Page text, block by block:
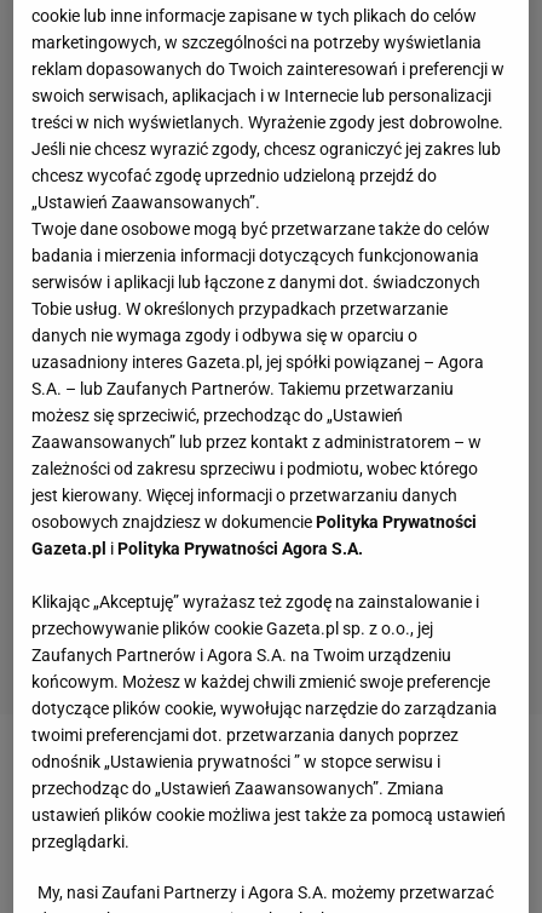
Zobacz wideoIga Świątek podpisała kontrakt z
gigantem. "Pierwsza Polka w historii"
cookie lub inne informacje zapisane w tych plikach do celów
marketingowych, w szczególności na potrzeby wyświetlania
reklam dopasowanych do Twoich zainteresowań i preferencji w
swoich serwisach, aplikacjach i w Internecie lub personalizacji
treści w nich wyświetlanych. Wyrażenie zgody jest dobrowolne.
Jeśli nie chcesz wyrazić zgody, chcesz ograniczyć jej zakres lub
chcesz wycofać zgodę uprzednio udzieloną przejdź do
„Ustawień Zaawansowanych”.
Twoje dane osobowe mogą być przetwarzane także do celów
badania i mierzenia informacji dotyczących funkcjonowania
serwisów i aplikacji lub łączone z danymi dot. świadczonych
Tobie usług. W określonych przypadkach przetwarzanie
danych nie wymaga zgody i odbywa się w oparciu o
uzasadniony interes Gazeta.pl, jej spółki powiązanej – Agora
S.A. – lub Zaufanych Partnerów. Takiemu przetwarzaniu
możesz się sprzeciwić, przechodząc do „Ustawień
Zaawansowanych” lub przez kontakt z administratorem – w
zależności od zakresu sprzeciwu i podmiotu, wobec którego
jest kierowany. Więcej informacji o przetwarzaniu danych
osobowych znajdziesz w dokumenciePolityka Prywatności
Gazeta.pl iPolityka Prywatności Agora S.A.
Klikając „Akceptuję” wyrażasz też zgodę na zainstalowanie i
przechowywanie plików cookie Gazeta.pl sp. z o.o., jej
Zaufanych Partnerów i Agora S.A. na Twoim urządzeniu
końcowym. Możesz w każdej chwili zmienić swoje preferencje
dotyczące plików cookie, wywołując narzędzie do zarządzania
twoimi preferencjami dot. przetwarzania danych poprzez
odnośnik „Ustawienia prywatności ” w stopce serwisu i
przechodząc do „Ustawień Zaawansowanych”. Zmiana
ustawień plików cookie możliwa jest także za pomocą ustawień
przeglądarki.
My, nasi Zaufani Partnerzy i Agora S.A. możemy przetwarzać